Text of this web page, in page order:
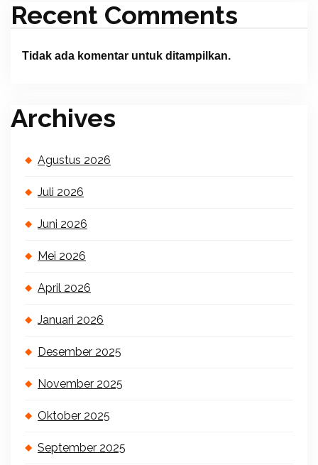
Recent Comments
Tidak ada komentar untuk ditampilkan.
Archives
Agustus 2026
Juli 2026
Juni 2026
Mei 2026
April 2026
Januari 2026
Desember 2025
November 2025
Oktober 2025
September 2025